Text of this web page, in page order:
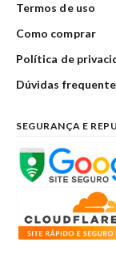
Termos de uso
Como comprar
Política de
Dúvidas
SEGURANÇA E